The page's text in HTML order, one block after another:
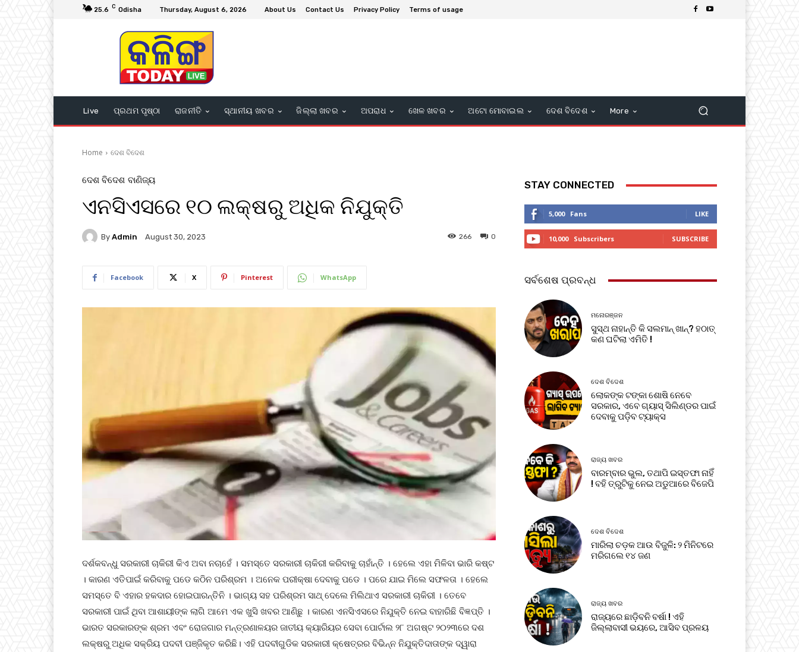
25.6 C Odisha Thursday, August 6, 2026 About Us Contact Us Privacy Policy Terms of usage
Live ପ୍ରଥମ ପୃଷ୍ଠା ରାଜନୀତି ସ୍ଥାନୀୟ ଖବର ଜିଲ୍ଲା ଖବର ଅପରାଧ ଖେଳ ଖବର ଅଟୋ ମୋବାଇଲ ଦେଶ ବିଦେଶ More
Home ଦେଶ ବିଦେଶ
ଦେଶ ବିଦେଶ ବାଣିଜ୍ୟ
ଏନସିଏସରେ ୧୦ ଲକ୍ଷରୁ ଅଧିକ ନିଯୁକ୍ତି
By Admin August 30, 2023 0
266
Facebook X Pinterest WhatsApp
ଦର୍ଶକବନ୍ଧୁ ସରକାରୀ ଚାକିରୀ କିଏ ଅବା ନଚାହେଁ । ସମସ୍ତେ ସରକାରୀ ଚାକିରୀ କରିବାକୁ ଚାହାଁନ୍ତି । ହେଲେ ଏହା ମିଳିବା ଭାରି କଷ୍ଟ
। କାରଣ ଏତିପାଇଁ କରିବାକୁ ପଡେ କଠିନ ପରିଶ୍ରମ । ଅନେକ ପରୀକ୍ଷା ଦେବାକୁ ପଡେ । ପରେ ଯାଇ ମିଲେ ସଫଳତା । ହେଲେ
ସମସ୍ତେ ବି ଏହାର ହକଦାର ହୋଇପାରନ୍ତିନି । ଭାଗ୍ୟ ସହ ପରିଶ୍ରମ ସାଥ୍ ଦେଲେ ମିଲିଥାଏ ସରକାରୀ ଚାକିରୀ । ତେବେ
ସରକାରୀ ପାଇଁ ଥିବା ଆଶାୟୀଙ୍କ ଲାଗି ଆମେ ଏକ ଖୁସି ଖବର ଆଣିଛୁ । କାରଣ ଏନସିଏସରେ ନିଯୁକ୍ତି ନେଇ ବାହାରିଛି ବିଜ୍ଞପ୍ତି ।
ଭାରତ ସରକାରଙ୍କ ଶ୍ରମ ଏବଂ ରୋଜଗାର ମନ୍ତ୍ରଣାଳୟର ଜାତୀୟ କ୍ୟାରିୟର ସେବା ପୋର୍ଟାଲ ୨୮ ଅଗଷ୍ଟ ୨୦୨୩ରେ ଦଶ
ଲକ୍ଷରୁ ଅଧିକ ସକ୍ରିୟ ପଦବୀ ପଞ୍ଜିକୃତ କରିଛି। ଏହି ପଦବୀଗୁଡିକ ସରକାରୀ କ୍ଷେତ୍ରର ବିଭିନ୍ନ ନିଯୁକ୍ତିଦାତାଙ୍କ ଦ୍ୱାରା
STAY CONNECTED
5,000 Fans LIKE
10,000 Subscribers SUBSCRIBE
ସର୍ବଶେଷ ପ୍ରବନ୍ଧ
ମନୋରଞ୍ଜନ
ସୁସ୍ଥ ନାହାନ୍ତି କି ସଲମାନ୍ ଖାନ୍? ହଠାତ୍
କଣ ଘଟିଲା ଏମିତି !
ଦେଶ ବିଦେଶ
ଲୋକଙ୍କ ଟଙ୍କା ଶୋଷି ନେବେ
ସରକାର, ଏବେ ଗ୍ୟାସ୍ ସିଲିଣ୍ଡର ପାଇଁ
ଦେବାକୁ ପଡ଼ିବ ଟ୍ୟାକ୍ସ
ରାଜ୍ୟ ଖବର
ବାରମ୍ବାର ଭୁଲ, ତଥାପି ଇସ୍ତଫା ନାହିଁ
! ବହି ତ୍ରୁଟିକୁ ନେଇ ଅଡୁଆରେ ବିଜେପି
ଦେଶ ବିଦେଶ
ମାରିଲା ଚଡ଼କ ଆଉ ବିଜୁଳି: ୨ ମିନିଟରେ
ମରିଗଲେ ୧୪ ଜଣ
ରାଜ୍ୟ ଖବର
ରାଜ୍ୟରେ ଛାଡ଼ିବନି ବର୍ଷା ! ଏହି
ଜିଲ୍ଲାବାସୀ ଭୟରେ, ଆସିବ ପ୍ରଳୟ